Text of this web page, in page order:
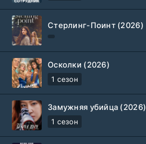
Стерлинг-Поинт (2026)
Осколки (2026)
1 сезон
Замужняя убийца (2026)
1 сезон